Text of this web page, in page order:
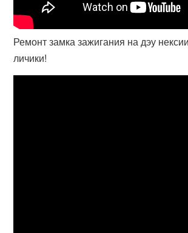
Ремонт замка зажигания на дэу
личики!